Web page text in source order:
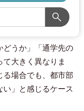
どうか」「通学先の
大きく異なりま
る場合でも、都市部
い」と感じるケース